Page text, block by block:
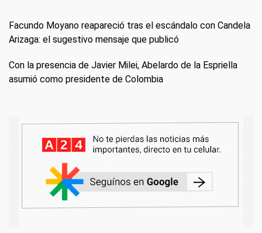
Facundo Moyano reapareció tras el escándalo con Candela
Arizaga: el sugestivo mensaje que publicó
Con la presencia de Javier Milei, Abelardo de la Espriella
asumió como presidente de Colombia